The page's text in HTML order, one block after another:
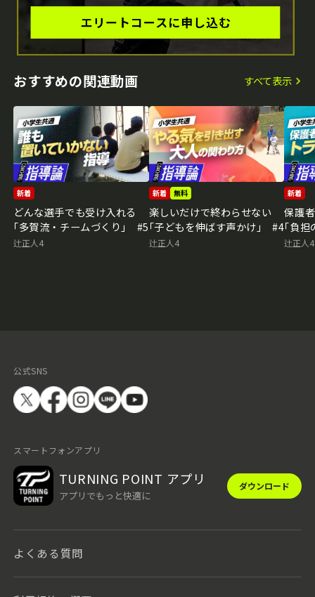
おすすめの関連動画 すべて表示
新着
どんな選手でも受け入れる
｢多賀流・チームづくり｣ #5
辻正人4
新着 無料
楽しいだけで終わらせない
｢子どもを伸ばす声かけ｣ #4
辻正人4
新着
保護
｢負
辻正人4
公式SNS
スマートフォンアプリ
TURNING POINT アプリ
アプリでもっと快適に
ダウンロード
よくある質問